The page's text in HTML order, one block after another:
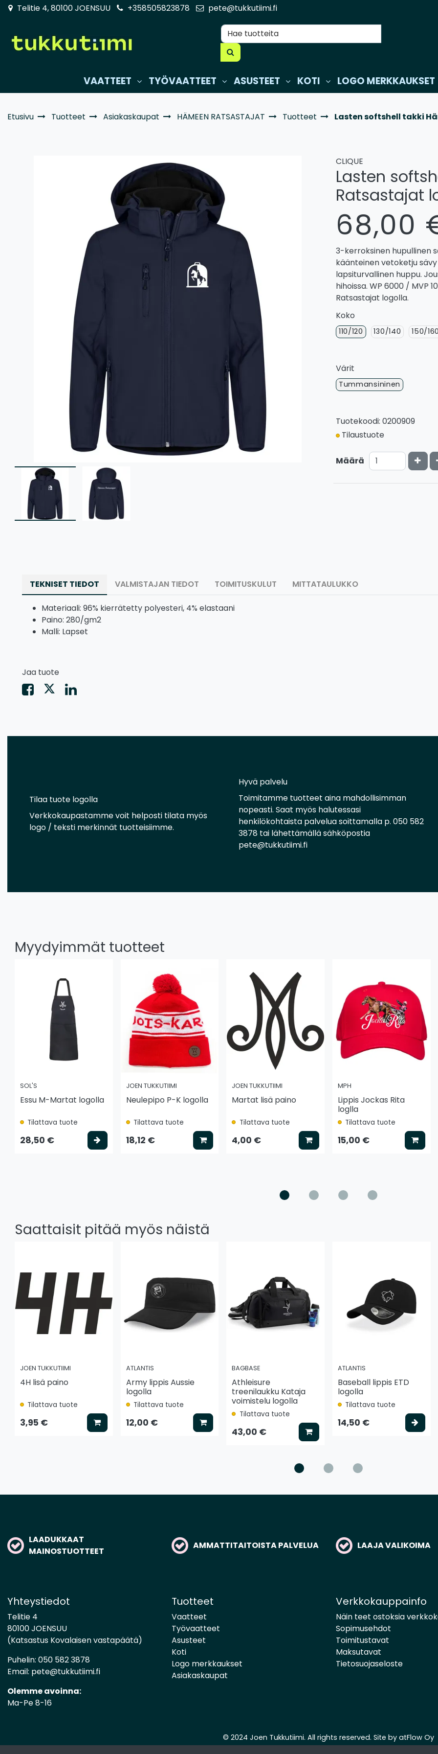
Siirry pääsisältöön
Telitie 4, 80100 JOENSUU +358505823878 pete@tukkutiimi.fi
VAATTEET TYÖVAATTEET ASUSTEET KOTI LOGO MERKKAUKSET
Etusivu Tuotteet Asiakaskaupat HÄMEEN RATSASTAJAT Tuotteet Lasten softshell takki
CLIQUE
Lasten
Ratsastajat
68,00
3-kerroksinen hupullinen
käänteinen vetoketju
lapsiturvallinen huppu.
hihoissa. WP 6000 / MVP
Ratsastajat logolla.
Koko
110/120 130/140 150/160
Värit
Tummansininen
Tuotekoodi: 0200909
Tilaustuote
Määrä
TEKNISET TIEDOT VALMISTAJAN TIEDOT TOIMITUSKULUT MITTATAULUKKO
Materiaali: 96% kierrätetty polyesteri, 4% elastaani
Paino: 280/gm2
Malli: Lapset
Jaa tuote
Tilaa tuote logolla
Verkkokaupastamme voit helposti tilata myös
logo / teksti merkinnät tuotteisiimme.
Hyvä palvelu
Toimitamme tuotteet aina mahdollisimman
nopeasti. Saat myös halutessasi
henkilökohtaista palvelua soittamalla p. 050 582
3878 tai lähettämällä sähköpostia
pete@tukkutiimi.fi
Myydyimmät tuotteet
SOL'S
Essu M-Martat logolla
Tilattava tuote
28,50 € Valitse vaihtoehto
JOEN TUKKUTIIMI
Neulepipo P-K logolla
Tilattava tuote
18,12 € Lisää koriin
JOEN TUKKUTIIMI
Martat lisä paino
Tilattava tuote
4,00 € Lisää koriin
MPH
Lippis Jockas Rita
loglla
Tilattava tuote
15,00 €
Saattaisit pitää myös näistä
JOEN TUKKUTIIMI
4H lisä paino
Tilattava tuote
3,95 € Lisää koriin
ATLANTIS
Army lippis Aussie
logolla
Tilattava tuote
12,00 € Lisää koriin
BAGBASE
Athleisure
treenilaukku Kataja
voimistelu logolla
Tilattava tuote
43,00 € Lisää koriin
ATLANTIS
Baseball lippis ETD
logolla
Tilattava tuote
14,50 €
LAADUKKAAT
MAINOSTUOTTEET
AMMATTITAITOISTA PALVELUA LAAJA VALIKOIMA
Yhteystiedot
Telitie 4
80100 JOENSUU
(Katsastus Kovalaisen vastapäätä)
Puhelin: 050 582 3878
Email: pete@tukkutiimi.fi
Olemme avoinna:
Ma-Pe 8-16
Tuotteet
Vaatteet
Työvaatteet
Asusteet
Koti
Logo merkkaukset
Asiakaskaupat
Verkkokauppainfo
Näin teet ostoksia
Sopimusehdot
Toimitustavat
Maksutavat
Tietosuojaseloste
© 2024 Joen Tukkutiimi. All rights reserved. Site by atFlow Oy